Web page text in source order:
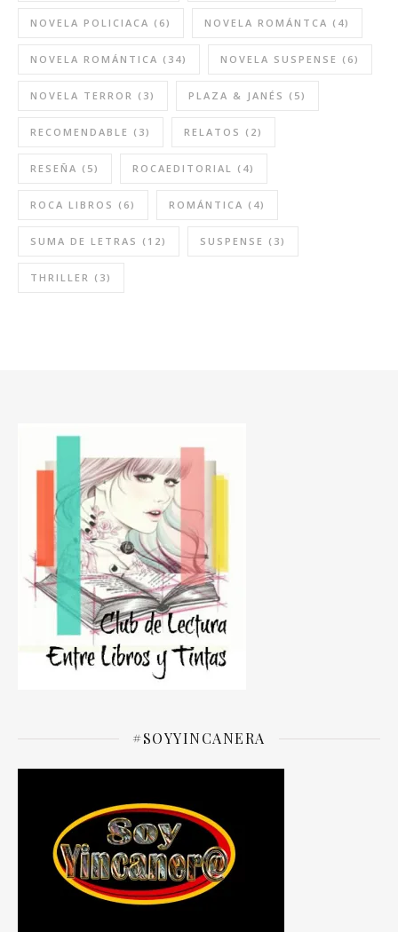
NOVELA POLICIACA (6) NOVELA ROMÁNTCA (4)
NOVELA ROMÁNTICA (34) NOVELA SUSPENSE (6)
NOVELA TERROR (3) PLAZA & JANÉS (5)
RECOMENDABLE (3) RELATOS (2)
RESEÑA (5) ROCAEDITORIAL (4)
ROCA LIBROS (6) ROMÁNTICA (4)
SUMA DE LETRAS (12) SUSPENSE (3)
THRILLER (3)
#SOYYINCANERA